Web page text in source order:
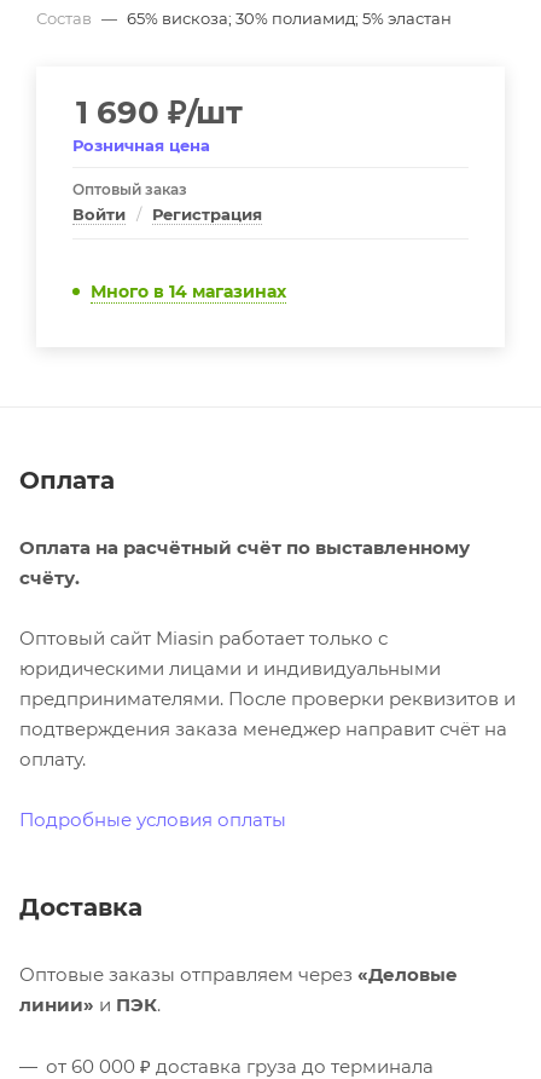
Состав — 65% вискоза; 30% полиамид; 5% эластан
1 690 ₽/шт
Розничная цена
Оптовый заказ
Войти / Регистрация
Много в 14 магазинах
Оплата
Оплата на расчётный счёт по выставленному
счёту.
Оптовый сайт Miasin работает только с
юридическими лицами и индивидуальными
предпринимателями. После проверки реквизитов и
подтверждения заказа менеджер направит счёт на
оплату.
Подробные условия оплаты
Доставка
Оптовые заказы отправляем через «Деловые
линии» и ПЭК.
от 60 000 ₽ доставка груза до терминала